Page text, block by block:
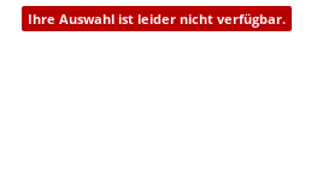
Ihre Auswahl ist leider nicht verfügbar.